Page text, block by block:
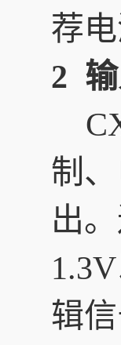
荐
2 输
制
出
辑